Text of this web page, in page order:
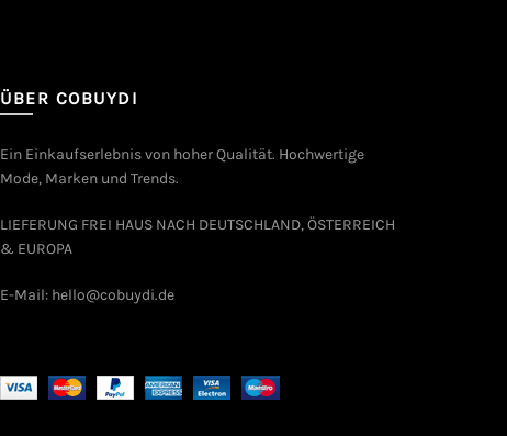
ÜBER COBUYDI
Ein Einkaufserlebnis von hoher Qualität. Hochwertige
Mode, Marken und Trends.
LIEFERUNG FREI HAUS NACH DEUTSCHLAND, ÖSTERREICH
& EUROPA
E-Mail: hello@cobuydi.de